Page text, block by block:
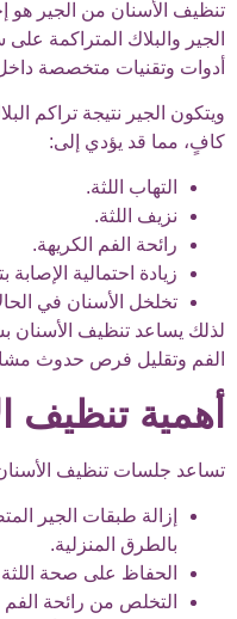
تنظيف الأسنان من الجير هو
الجير والبلاك المتراكمة
أدوات وتقنيات متخصصة
ويتكون الجير نتيجة تراكم
كافٍ، مما قد يؤدي إلى:
التهاب اللثة.
نزيف اللثة.
رائحة الفم الكريهة.
زيادة احتمالية
تخلخل الأسنان في
لذلك يساعد تنظيف
الفم وتقليل فرص حدوث
أهمية تنظيف
تساعد جلسات تنظيف
إزالة طبقات الجير
بالطرق المنزلية.
الحفاظ على صحة اللثة
التخلص من رائحة الفم